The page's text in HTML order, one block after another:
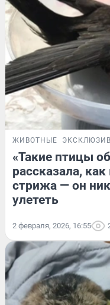
ЖИВОТНЫЕ ЭКСКЛЮЗИВ
«Такие птицы
рассказала,
стрижа — он
улететь
2 февраля, 2026, 16:55